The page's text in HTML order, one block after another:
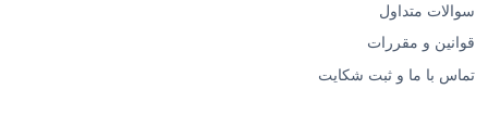
سوالات متداول
قوانین و مقررات
تماس با ما و ثبت شکایت